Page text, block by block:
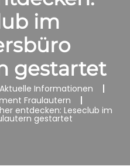
im
gestartet
Aktuelle Informationen
Fraulautern
entdecken: Leseclub im
gestartet